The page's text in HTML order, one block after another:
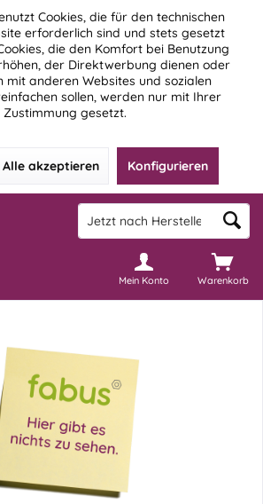
Cookies, die für den technischen
erforderlich sind und stets gesetzt
die den Komfort bei Benutzung
der Direktwerbung dienen oder
mit anderen Websites und sozialen
sollen, werden nur mit Ihrer
Zustimmung gesetzt.
Alle akzeptieren Konfigurieren
Warenkorb
Mein Konto